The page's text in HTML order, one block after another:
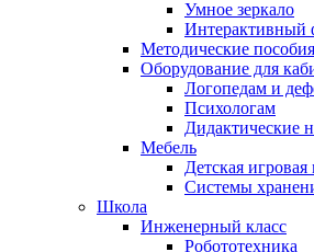
Умное зеркало
Интерактивный
Методические пособия
Оборудование для
Логопедам и
Психологам
Мебель
Детская игровая
Системы
Школа
Инженерный класс
Робототехника